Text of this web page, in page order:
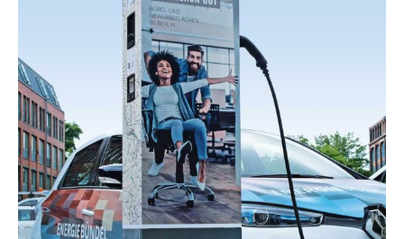
E-Ladesäulen
Durch die Möglichkeit, Elektroautos bei
uns aufzuladen, sind unsere Mieter
noch flexibler in Ihrem Alltag und
müssen sich keine Gedanken um
Lademöglichkeiten machen. Werden Sie
Teil unserer Gemeinschaft und
profitieren Sie von den Vorteilen, die